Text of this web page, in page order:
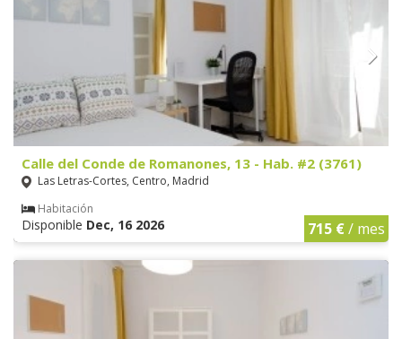
Calle del Conde de Romanones, 13 - Hab. #2 (3761)
Las Letras-Cortes, Centro, Madrid
Habitación
Disponible Dec, 16 2026 715 €/ mes